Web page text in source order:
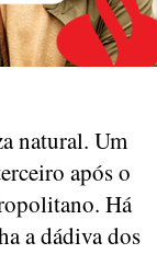
natural. Um
após o
Há
a dádiva dos